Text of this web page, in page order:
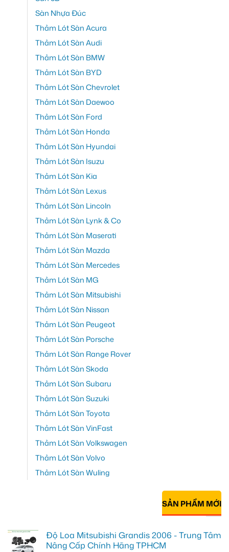
Sàn Nhựa Đúc
Thảm Lót Sàn Acura
Thảm Lót Sàn Audi
Thảm Lót Sàn BMW
Thảm Lót Sàn BYD
Thảm Lót Sàn Chevrolet
Thảm Lót Sàn Daewoo
Thảm Lót Sàn Ford
Thảm Lót Sàn Honda
Thảm Lót Sàn Hyundai
Thảm Lót Sàn Isuzu
Thảm Lót Sàn Kia
Thảm Lót Sàn Lexus
Thảm Lót Sàn Lincoln
Thảm Lót Sàn Lynk & Co
Thảm Lót Sàn Maserati
Thảm Lót Sàn Mazda
Thảm Lót Sàn Mercedes
Thảm Lót Sàn MG
Thảm Lót Sàn Mitsubishi
Thảm Lót Sàn Nissan
Thảm Lót Sàn Peugeot
Thảm Lót Sàn Porsche
Thảm Lót Sàn Range Rover
Thảm Lót Sàn Skoda
Thảm Lót Sàn Subaru
Thảm Lót Sàn Suzuki
Thảm Lót Sàn Toyota
Thảm Lót Sàn VinFast
Thảm Lót Sàn Volkswagen
Thảm Lót Sàn Volvo
Thảm Lót Sàn Wuling
SẢN PHẨM MỚI
Độ Loa Mitsubishi Grandis 2006 - Trung Tâm
Nâng Cấp Chính Hãng TPHCM